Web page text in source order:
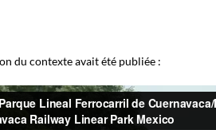
du contexte avait été publiée :